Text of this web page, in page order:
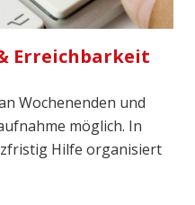
Erreichbarkeit
Wochenenden und
möglich. In
Hilfe organisiert